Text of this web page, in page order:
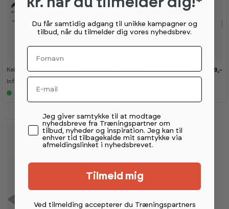
Keiser
Infinity Accessory Kit
6 999,-
på lager (lev 4-7 hverdage)
48 999,-
Du får samtidig adgang til unikke kampagner og
tilbud, når du tilmelder dig vores nyhedsbrev.
Fornavn
Email
Permission tekst
Jeg giver samtykke til at modtage
nyhedsbreve fra Træningspartner om
tilbud, nyheder og inspiration. Jeg kan til
enhver tid tilbagekalde mit samtykke via
afmeldingslinket i nyhedsbrevet.
Tilmeld mig
Ved tilmelding accepterer du Træningspartners